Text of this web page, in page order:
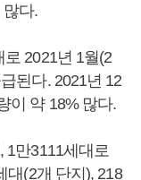
다.
2021년 1월(2
된다. 2021년 12
이 약 18% 많다.
1만3111세대로
대(2개 단지), 218